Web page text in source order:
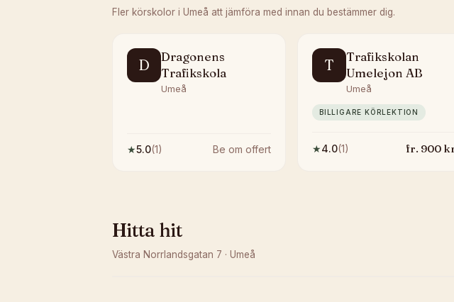
Fler körskolor i Umeå att jämföra med innan du bestämmer dig.
D
Dragonens
Trafikskola
Umeå
★5.0(1) Be om offert
T
Trafikskolan
Umelejon AB
Umeå
BILLIGARE KÖRLEKTION
★4.0(1) fr. 900
Hitta hit
Västra Norrlandsgatan 7 · Umeå